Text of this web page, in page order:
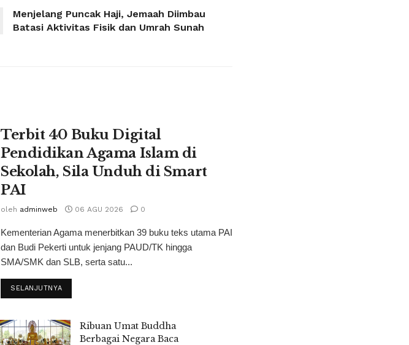
Menjelang Puncak Haji, Jemaah Diimbau
Batasi Aktivitas Fisik dan Umrah Sunah
Terbit 40 Buku Digital
Pendidikan Agama Islam di
Sekolah, Sila Unduh di Smart
PAI
oleh adminweb 06 AGU 2026 0
Kementerian Agama menerbitkan 39 buku teks utama PAI
dan Budi Pekerti untuk jenjang PAUD/TK hingga
SMA/SMK dan SLB, serta satu...
SELANJUTNYA
Ribuan Umat Buddha
Berbagai Negara Baca